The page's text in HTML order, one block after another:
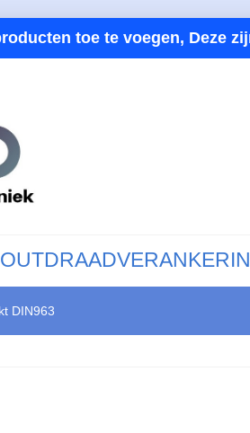
toe te voegen, Deze
DIN963